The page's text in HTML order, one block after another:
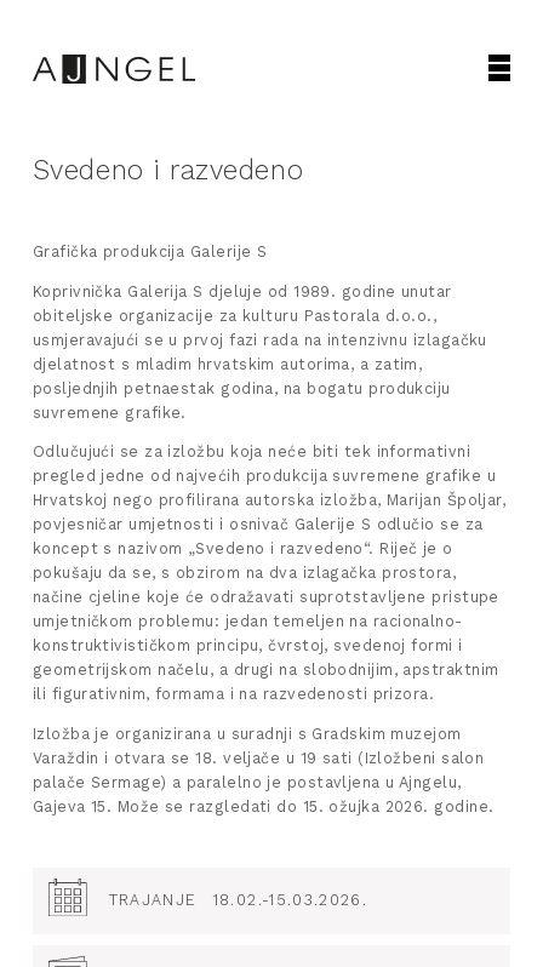
Svedeno i razvedeno
Grafička produkcija Galerije S
Koprivnička Galerija S djeluje od 1989. godine unutar
obiteljske organizacije za kulturu Pastorala d.o.o.,
usmjeravajući se u prvoj fazi rada na intenzivnu izlagačku
djelatnost s mladim hrvatskim autorima, a zatim,
posljednjih petnaestak godina, na bogatu produkciju
suvremene grafike.
Odlučujući se za izložbu koja neće biti tek informativni
pregled jedne od najvećih produkcija suvremene grafike u
Hrvatskoj nego profilirana autorska izložba, Marijan Špoljar,
povjesničar umjetnosti i osnivač Galerije S odlučio se za
koncept s nazivom „Svedeno i razvedeno“. Riječ je o
pokušaju da se, s obzirom na dva izlagačka prostora,
načine cjeline koje će odražavati suprotstavljene pristupe
umjetničkom problemu: jedan temeljen na racionalno-
konstruktivističkom principu, čvrstoj, svedenoj formi i
geometrijskom načelu, a drugi na slobodnijim, apstraktnim
ili figurativnim, formama i na razvedenosti prizora.
Izložba je organizirana u suradnji s Gradskim muzejom
Varaždin i otvara se 18. veljače u 19 sati (Izložbeni salon
palače Sermage) a paralelno je postavljena u Ajngelu,
Gajeva 15. Može se razgledati do 15. ožujka 2026. godine.
TRAJANJE 18.02.-15.03.2026.